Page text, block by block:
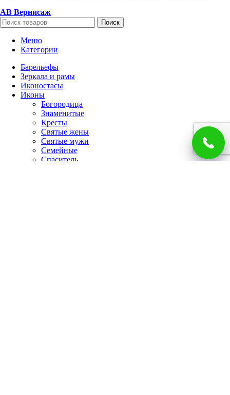
АВ Вернисаж
Поиск
Меню
Категории
Барельефы
Зеркала и рамы
Иконостасы
Иконы
Богородица
Знаменитые
Кресты
Святые жены
Святые мужи
Семейные
Спаситель